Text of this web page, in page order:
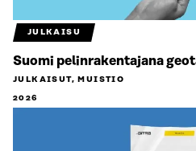
JULKAISU
Suomi pelinrakentajana
JULKAISUT, MUISTIO
2026